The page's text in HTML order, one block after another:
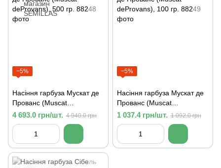
−5%
Насіння гарбуза Мускат де
Прованс (Muscat
deProvans), 500 гр.
4 693.0 грн/шт. 4 940.0 грн
−5%
Насіння гарбуза Мускат де
Прованс (Muscat
deProvans), 100 гр.
1 037.4 грн/шт. 1 092.0 грн